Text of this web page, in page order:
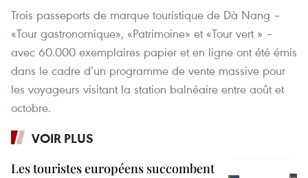
Trois passeports de marque touristique de Dà Nang –
«Tour gastronomique», «Patrimoine» et «Tour vert » –
avec 60.000 exemplaires papier et en ligne ont été émis
dans le cadre d’un programme de vente massive pour
les voyageurs visitant la station balnéaire entre août et
octobre.
VOIR PLUS
Les touristes européens succombent